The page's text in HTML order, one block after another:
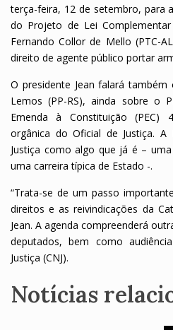
terça-feira, 12 de setembro, para
do Projeto de Lei
Fernando Collor de Mello (PTC-
direito de agente público portar
O presidente Jean falará
Lemos (PP-RS), ainda sobre
Emenda à Constituição
orgânica do Oficial de Justiça. A
Justiça como algo que já é –
uma carreira típica de Estado -.
“Trata-se de um passo
direitos e as reivindicações da
Jean. A agenda compreenderá
deputados, bem como
Justiça (CNJ).
Notícias